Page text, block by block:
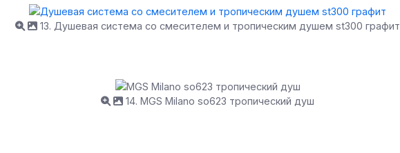
13. Душевая система со смесителем и тропическим душем st300 графит
14. MGS Milano so623 тропический душ